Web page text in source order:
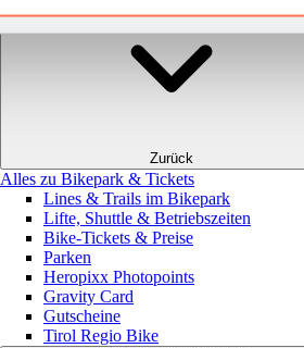
Zurück
Alles zu Bikepark & Tickets
Lines & Trails im Bikepark
Lifte, Shuttle & Betriebszeiten
Bike-Tickets & Preise
Parken
Heropixx Photopoints
Gravity Card
Gutscheine
Tirol Regio Bike